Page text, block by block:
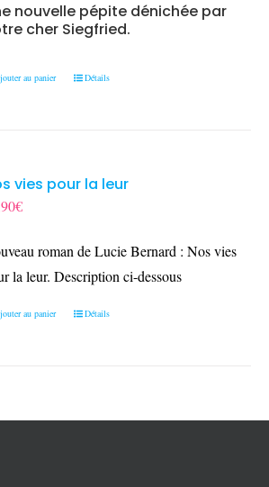
nouvelle pépite dénichée par
cher Siegfried.
au panier Détails
vies pour la leur
€
roman de Lucie Bernard : Nos vies
la leur. Description ci-dessous
au panier Détails